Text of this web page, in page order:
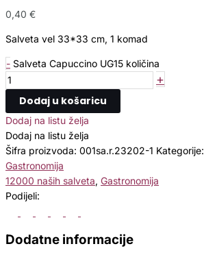
0,40 €
Salveta vel 33*33 cm, 1 komad
- Salveta Capuccino UG15 količina
+
Dodaj u košaricu
Dodaj na listu želja
Dodaj na listu želja
Šifra proizvoda: 001sa.r.23202-1 Kategorije:
Gastronomija
12000 naših salveta, Gastronomija
Podijeli:
Dodatne informacije